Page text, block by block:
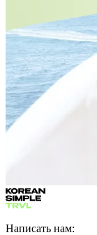
Написать нам: